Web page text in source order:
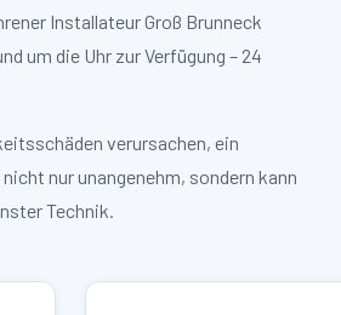
Installateur Groß Brunneck
um die Uhr zur Verfügung – 24
verursachen, ein
nur unangenehm, sondern kann
Technik.